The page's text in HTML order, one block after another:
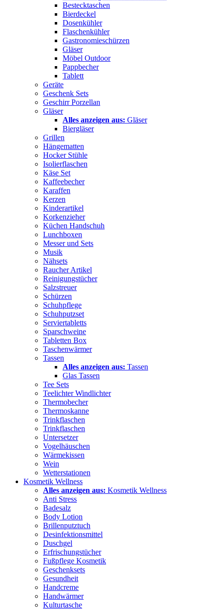
Bestecktaschen
Bierdeckel
Dosenkühler
Flaschenkühler
Gastronomieschürzen
Gläser
Möbel Outdoor
Pappbecher
Tablett
Geräte
Geschenk Sets
Geschirr Porzellan
Gläser
Alles anzeigen aus: Gläser
Biergläser
Grillen
Hängematten
Hocker Stühle
Isolierflaschen
Käse Set
Kaffeebecher
Karaffen
Kerzen
Kinderartikel
Korkenzieher
Küchen Handschuh
Lunchboxen
Messer und Sets
Musik
Nähsets
Raucher Artikel
Reinigungstücher
Salzstreuer
Schürzen
Schuhpflege
Schuhputzset
Serviertabletts
Sparschweine
Tabletten Box
Taschenwärmer
Tassen
Alles anzeigen aus: Tassen
Glas Tassen
Tee Sets
Teelichter Windlichter
Thermobecher
Thermoskanne
Trinkflaschen
Trinkflaschen
Untersetzer
Vogelhäuschen
Wärmekissen
Wein
Wetterstationen
Kosmetik Wellness
Alles anzeigen aus: Kosmetik Wellness
Anti Stress
Badesalz
Body Lotion
Brillenputztuch
Desinfektionsmittel
Duschgel
Erfrischungstücher
Fußpflege Kosmetik
Geschenksets
Gesundheit
Handcreme
Handwärmer
Kulturtasche